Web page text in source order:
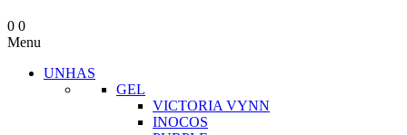
0 0
Menu
UNHAS
GEL
VICTORIA VYNN
INOCOS